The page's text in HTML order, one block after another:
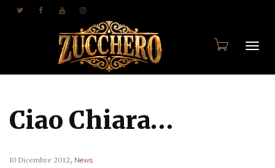
Ciao Chiara…
10 Dicembre 2012, News